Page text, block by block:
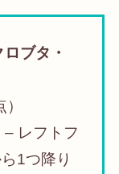
ブタ・
– レフトフ
1つ降り